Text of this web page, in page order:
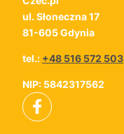
ul. Słoneczna 17
81-605 Gdynia
tel.: +48 516 572 503
NIP: 5842317562